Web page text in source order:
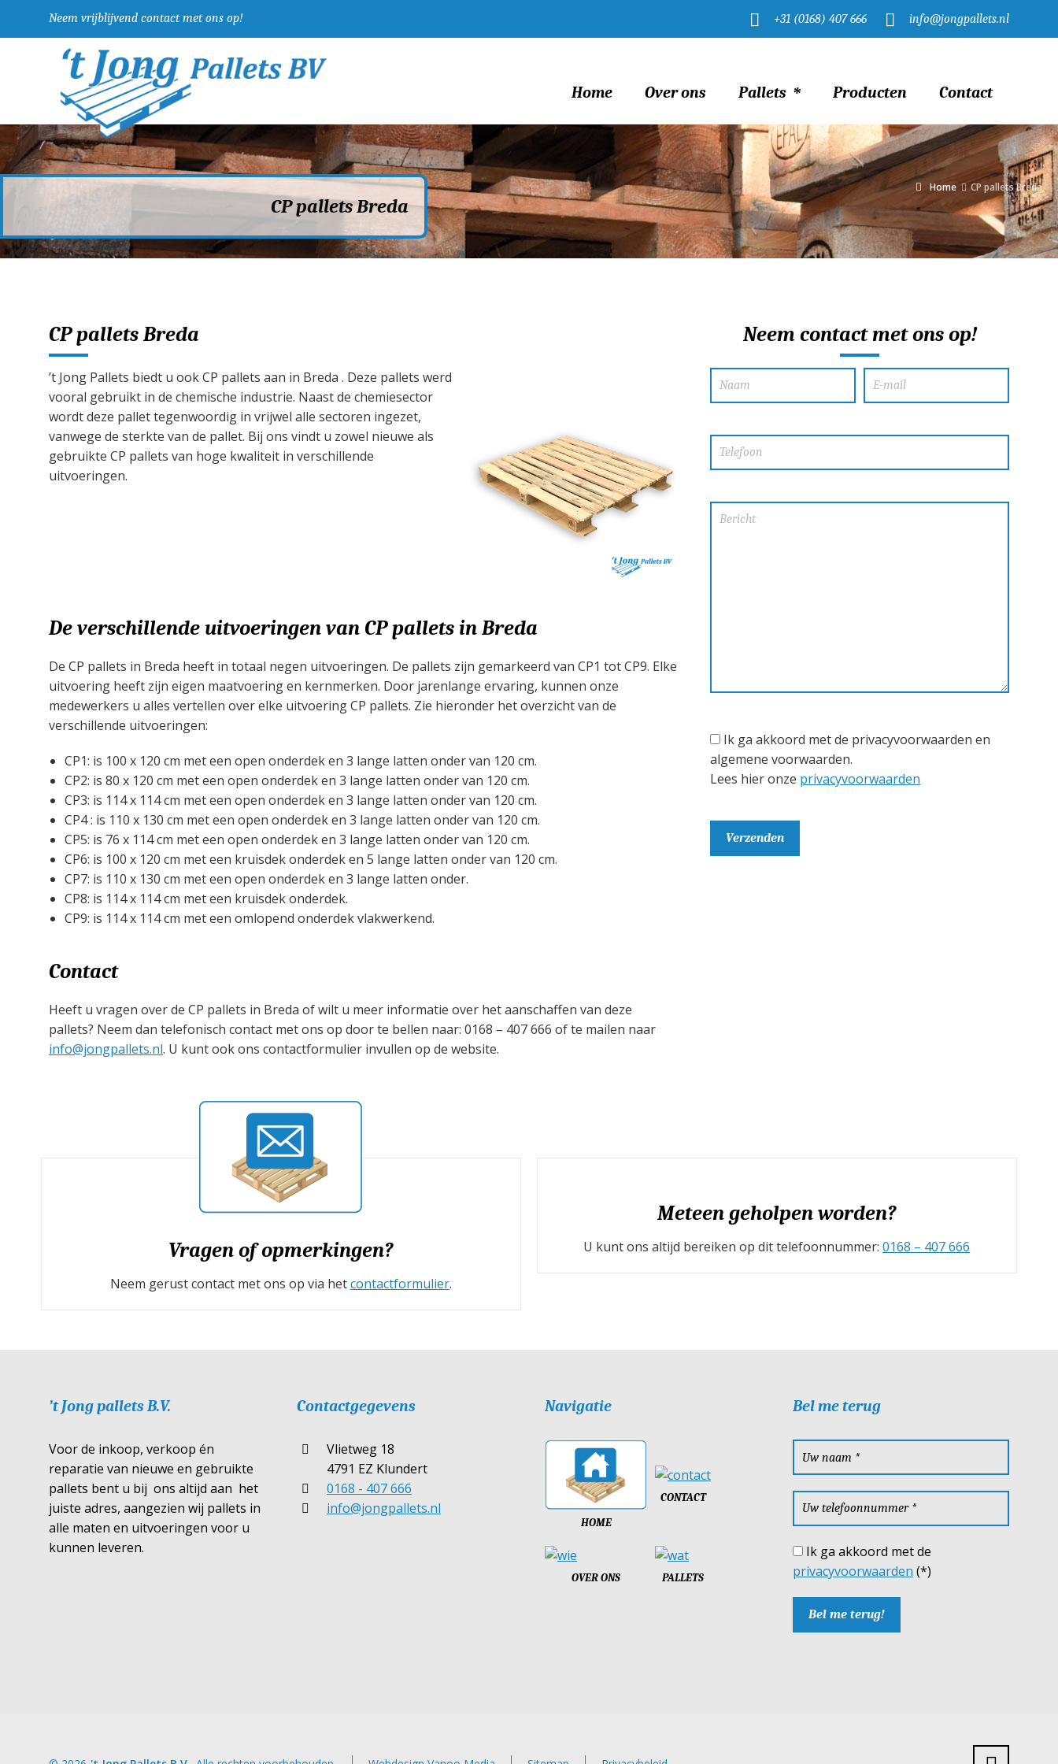
Neem vrijblijvend contact met ons op! +31 (0168) 407 666 info@jongpallets.nl
Home Over ons Pallets Producten Contact
CP pallets Breda
Home CP pallets Breda
CP pallets Breda
’t Jong Pallets biedt u ook CP pallets aan in Breda . Deze pallets werd
vooral gebruikt in de chemische industrie. Naast de chemiesector
wordt deze pallet tegenwoordig in vrijwel alle sectoren ingezet,
vanwege de sterkte van de pallet. Bij ons vindt u zowel nieuwe als
gebruikte CP pallets van hoge kwaliteit in verschillende
uitvoeringen.
De verschillende uitvoeringen van CP pallets in Breda
De CP pallets in Breda heeft in totaal negen uitvoeringen. De pallets zijn gemarkeerd van CP1 tot CP9. Elke
uitvoering heeft zijn eigen maatvoering en kernmerken. Door jarenlange ervaring, kunnen onze
medewerkers u alles vertellen over elke uitvoering CP pallets. Zie hieronder het overzicht van de
verschillende uitvoeringen:
CP1: is 100 x 120 cm met een open onderdek en 3 lange latten onder van 120 cm.
CP2: is 80 x 120 cm met een open onderdek en 3 lange latten onder van 120 cm.
CP3: is 114 x 114 cm met een open onderdek en 3 lange latten onder van 120 cm.
CP4 : is 110 x 130 cm met een open onderdek en 3 lange latten onder van 120 cm.
CP5: is 76 x 114 cm met een open onderdek en 3 lange latten onder van 120 cm.
CP6: is 100 x 120 cm met een kruisdek onderdek en 5 lange latten onder van 120 cm.
CP7: is 110 x 130 cm met een open onderdek en 3 lange latten onder.
CP8: is 114 x 114 cm met een kruisdek onderdek.
CP9: is 114 x 114 cm met een omlopend onderdek vlakwerkend.
Contact
Heeft u vragen over de CP pallets in Breda of wilt u meer informatie over het aanschaffen van deze
pallets? Neem dan telefonisch contact met ons op door te bellen naar: 0168 – 407 666 of te mailen naar
info@jongpallets.nl. U kunt ook ons contactformulier invullen op de website.
Neem contact met ons op!
Ik ga akkoord met de privacyvoorwaarden en
algemene voorwaarden.
Lees hier onze privacyvoorwaarden
Vragen of opmerkingen?
Neem gerust contact met ons op via hetcontactformulier.
Meteen geholpen worden?
U kunt ons altijd bereiken op dit telefoonnummer:0168 – 407 666
’t Jong pallets B.V.
Voor de inkoop, verkoop én
reparatie van nieuwe en gebruikte
pallets bent u bij ons altijd aan het
juiste adres, aangezien wij pallets in
alle maten en uitvoeringen voor u
kunnen leveren.
Contactgegevens
Vlietweg 18
4791 EZ Klundert
0168 - 407 666
info@jongpallets.nl
Navigatie
HOME
CONTACT
OVER ONS PALLETS
Bel me terug
Ik ga akkoord met de
privacyvoorwaarden (*)